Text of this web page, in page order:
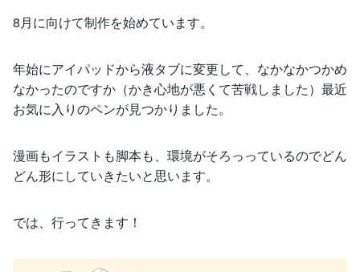
8月に向けて制作を始めています。
年始にアイパッドから液タブに変更して、なかなかつかめ
なかったのですか（かき心地が悪くて苦戦しました）最近
お気に入りのペンが見つかりました。
漫画もイラストも脚本も、環境がそろっっているのでどん
どん形にしていきたいと思います。
では、行ってきます！